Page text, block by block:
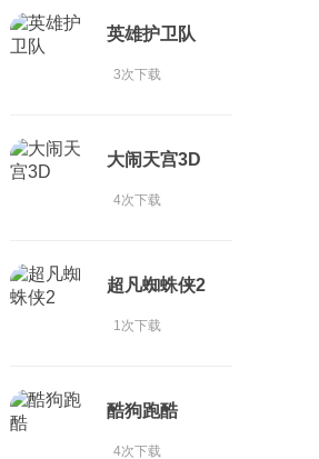
英雄护卫队
3次下载
大闹天宫3D
4次下载
超凡蜘蛛侠2
1次下载
酷狗跑酷
4次下载